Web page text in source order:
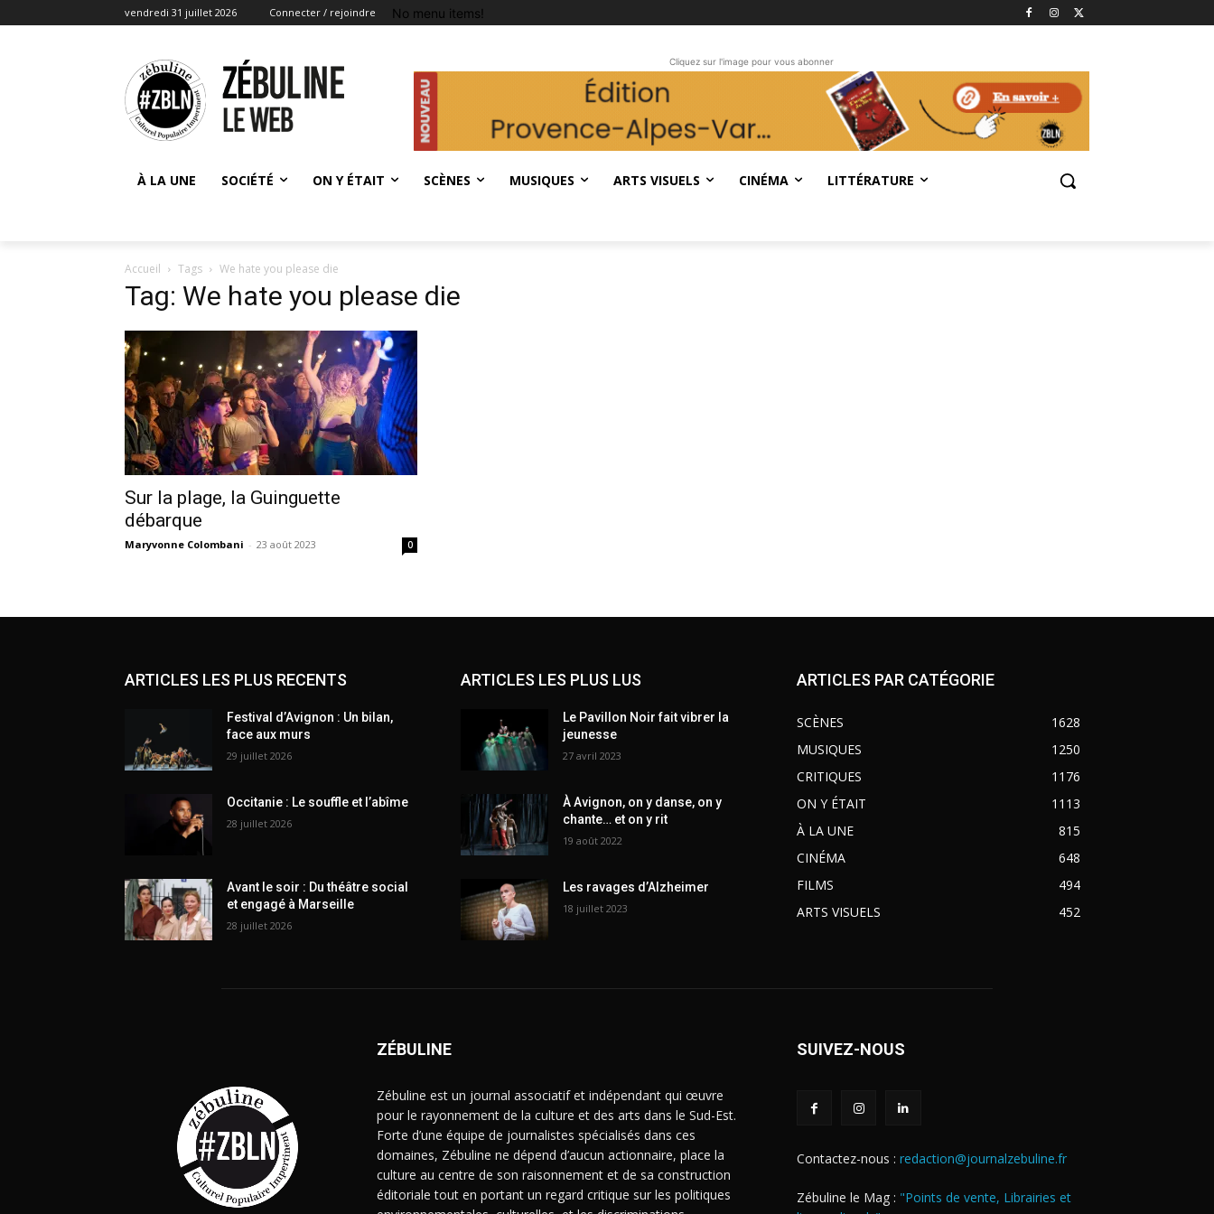
vendredi 31 juillet 2026 Connecter / rejoindre No menu items!
Cliquez sur l'image pour vous abonner
À LA UNE SOCIÉTÉ ON Y ÉTAIT SCÈNES MUSIQUES ARTS VISUELS CINÉMA LITTÉRATURE
Accueil Tags We hate you please die
Tag: We hate you please die
Sur la plage, la Guinguette
débarque
Maryvonne Colombani - 23 août 2023 0
ARTICLES LES PLUS RECENTS
Festival d’Avignon : Un bilan,
face aux murs
29 juillet 2026
Occitanie : Le souffle et l’abîme
28 juillet 2026
Avant le soir : Du théâtre social
et engagé à Marseille
28 juillet 2026
ARTICLES LES PLUS LUS
Le Pavillon Noir fait vibrer la
jeunesse
27 avril 2023
À Avignon, on y danse, on y
chante… et on y rit
19 août 2022
Les ravages d’Alzheimer
18 juillet 2023
ARTICLES PAR CATÉGORIE
SCÈNES
1628
MUSIQUES
1250
CRITIQUES
1176
ON Y ÉTAIT
1113
À LA UNE
815
CINÉMA
648
FILMS
494
ARTS VISUELS
452
ZÉBULINE
Zébuline est un journal associatif et indépendant qui œuvre
pour le rayonnement de la culture et des arts dans le Sud-Est.
Forte d’une équipe de journalistes spécialisés dans ces
domaines, Zébuline ne dépend d’aucun actionnaire, place la
culture au centre de son raisonnement et de sa construction
éditoriale tout en portant un regard critique sur les politiques
SUIVEZ-NOUS
Contactez-nous : redaction@journalzebuline.fr
Zébuline le Mag : "Points de vente, Librairies et